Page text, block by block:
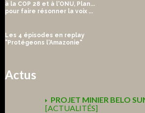
à la COP 28 et à l'ONU, Plan...
pour faire résonner la voix ...
Les 4 épisodes en replay
"Protégeons l'Amazonie"
Actus
PROJET MINIER BELO
[ACTUALITÉS]